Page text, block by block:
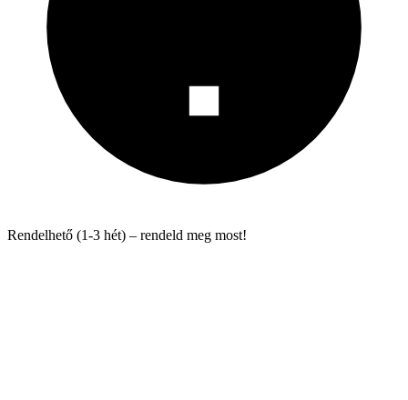
Rendelhető (1-3 hét) – rendeld meg most!